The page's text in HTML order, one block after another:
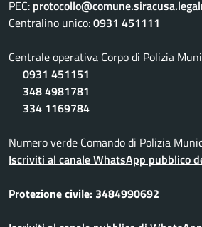
PEC:
Centralino unico:0931 451111
Centrale operativa Corpo di Polizia
0931 451151
348 4981781
334 1169784
Numero verde Comando di Polizia
Iscriviti al canale WhatsApp pubblico
Protezione civile: 3484990692